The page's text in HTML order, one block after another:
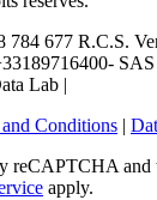
784 677 R.C.S.
Lab |
Conditions |
reCAPTCHA and
apply.